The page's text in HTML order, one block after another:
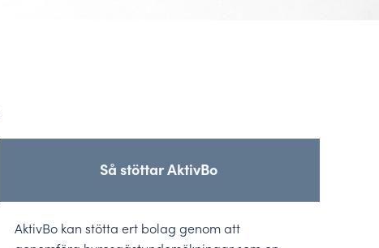
Så stöttar AktivBo
AktivBo kan stötta ert bolag genom att